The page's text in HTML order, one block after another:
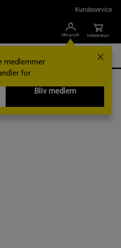
Kundeservice
Min profil
medlemmer
for
Bliv medlem
Indkøbskurv
Proteinpulver
750 g, Vanilla